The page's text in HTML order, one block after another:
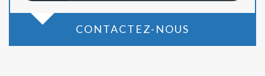
CONTACTEZ-NOUS